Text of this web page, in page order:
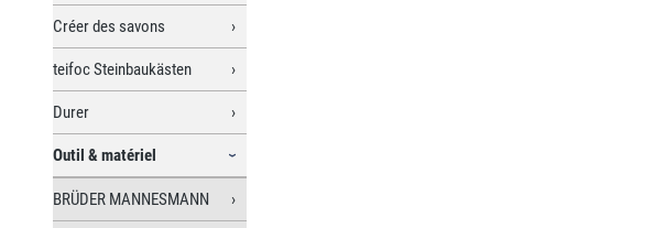
Créer des savons
teifoc Steinbaukästen
Durer
Outil & matériel
BRÜDER MANNESMANN